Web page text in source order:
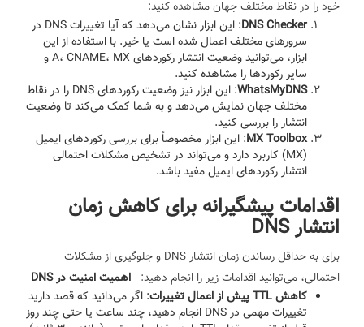
خود را در نقاط مختلف جهان مشاهده کنید:
DNS Checker
: این ابزار نشان می‌دهد که آیا تغییرات DNS در
سرورهای مختلف اعمال شده است یا خیر. با استفاده از این
ابزار، می‌توانید وضعیت انتشار رکوردهای A، CNAME، MX و
سایر رکوردها را مشاهده کنید.
WhatsMyDNS
: این ابزار نیز وضعیت رکوردهای DNS را در نقاط
مختلف جهان نمایش می‌دهد و به شما کمک می‌کند تا وضعیت
انتشار را بررسی کنید.
MX Toolbox: این ابزار مخصوصاً برای بررسی رکوردهای ایمیل
(MX) کاربرد دارد و می‌تواند در تشخیص مشکلات احتمالی
انتشار رکوردهای ایمیل مفید باشد.
اقدامات پیشگیرانه برای کاهش زمان
انتشار DNS
برای به حداقل رساندن زمان انتشار DNS و جلوگیری از مشکلات
احتمالی، می‌توانید اقدامات زیر را انجام دهید:
کاهش TTL پیش از اعمال تغییرات
: اگر می‌دانید که قصد دارید
تغییرات مهمی در DNS انجام دهید، چند ساعت یا حتی چند روز
اهمیت امنیت در DNS